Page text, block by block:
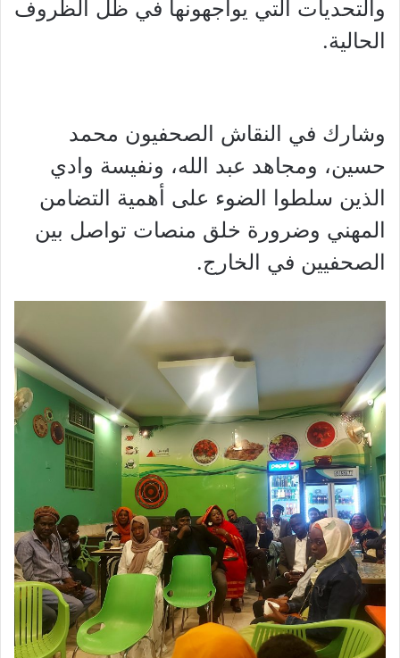
والتحديات التي يواجهونها في ظل الظروف
الحالية.
وشارك في النقاش الصحفيون محمد
حسين، ومجاهد عبد الله، ونفيسة وادي
الذين سلطوا الضوء على أهمية التضامن
المهني وضرورة خلق منصات تواصل بين
الصحفيين في الخارج.